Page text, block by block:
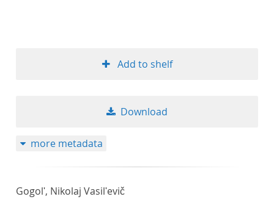
Add to shelf
Download
more metadata
Gogolʹ, Nikolaj Vasilʹevič